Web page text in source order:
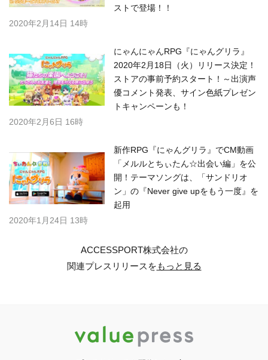
ストで登場！！
2020年2月14日 14時
にゃんにゃんRPG『にゃんグリラ』
2020年2月18日（火）リリース決定！
ストアの事前予約スタート！～出演声
優コメント発表、サイン色紙プレゼン
トキャンペーンも！
2020年2月6日 16時
新作RPG『にゃんグリラ』でCM動画
「メルルとちぃたん☆出会い編」を公
開！テーマソングは、「サンドリオ
ン」の『Never give upをもう一度』を
起用
2020年1月24日 13時
ACCESSPORT株式会社の
関連プレスリリースをもっと見る